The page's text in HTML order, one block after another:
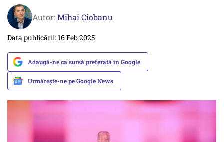
Autor:Mihai Ciobanu
Data publicării: 16 Feb 2025
Adaugă-ne ca sursă preferată în Google
Urmărește-ne pe Google News